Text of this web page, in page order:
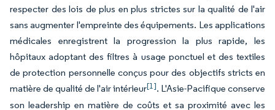
respecter des lois de plus en plus strictes sur la qualité de l'air
sans augmenter l'empreinte des équipements. Les applications
médicales enregistrent la progression la plus rapide, les
hôpitaux adoptant des filtres à usage ponctuel et des textiles
de protection personnelle conçus pour des objectifs stricts en
matière de qualité de l'air intérieur[1]. L'Asie-Pacifique conserve
son leadership en matière de coûts et sa proximité avec les